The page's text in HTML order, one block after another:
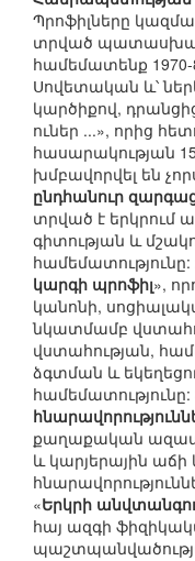
Պրոֆիլները
տրված
համեմատենք
Սովետական և՝
կարծիքով,
ուներ ...», որից
հասարակության
խմբավորվել են
ընդհանուր
տրված է երկրում
գիտության և
համեմատությունը:
կարգի պրոֆիլ»,
կանոնի,
նկատմամբ
վստահության,
ձգտման և
համեմատությունը:
քաղաքական
և կարյերային
«Երկրի
հայ ազգի